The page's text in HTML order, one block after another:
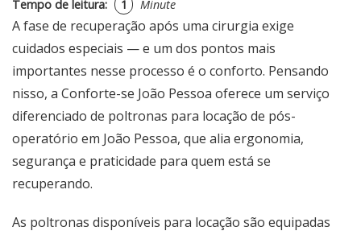
Tempo de leitura: 1 Minute
A fase de recuperação após uma cirurgia exige
cuidados especiais — e um dos pontos mais
importantes nesse processo é o conforto. Pensando
nisso, a Conforte-se João Pessoa oferece um serviço
diferenciado de poltronas para locação de pós-
operatório em João Pessoa, que alia ergonomia,
segurança e praticidade para quem está se
recuperando.
As poltronas disponíveis para locação são equipadas